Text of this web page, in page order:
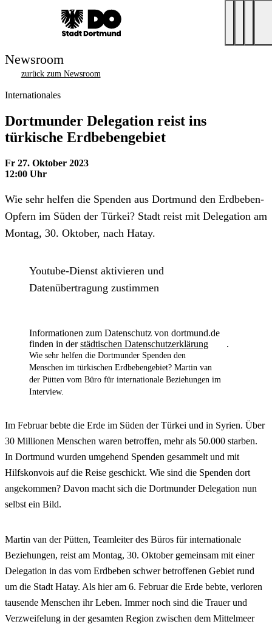
Newsroom
zurück zum Newsroom
Internationales
Dortmunder Delegation reist ins
türkische Erdbebengebiet
Fr 27. Oktober 2023
12:00 Uhr
Wie sehr helfen die Spenden aus Dortmund den Erdbeben-
Opfern im Süden der Türkei? Stadt reist mit Delegation am
Montag, 30. Oktober, nach Hatay.
Youtube-Dienst aktivieren und
Datenübertragung zustimmen
Informationen zum Datenschutz von dortmund.de
finden in derstädtischen Datenschutzerklärung .
Wie sehr helfen die Dortmunder Spenden den
Menschen im türkischen Erdbebengebiet? Martin van
der Pütten vom Büro für internationale Beziehungen im
Interview.
Im Februar bebte die Erde im Süden der Türkei und in Syrien. Über
30 Millionen Menschen waren betroffen, mehr als 50.000 starben.
In Dortmund wurden umgehend Spenden gesammelt und mit
Hilfskonvois auf die Reise geschickt. Wie sind die Spenden dort
angekommen? Davon macht sich die Dortmunder Delegation nun
selbst ein Bild.
Martin van der Pütten, Teamleiter des Büros für internationale
Beziehungen, reist am Montag, 30. Oktober gemeinsam mit einer
Delegation in das vom Erdbeben schwer betroffenen Gebiet rund
um die Stadt Hatay. Als hier am 6. Februar die Erde bebte, verloren
tausende Menschen ihr Leben. Immer noch sind die Trauer und
Verzweifelung in der gesamten Region zwischen dem Mittelmeer